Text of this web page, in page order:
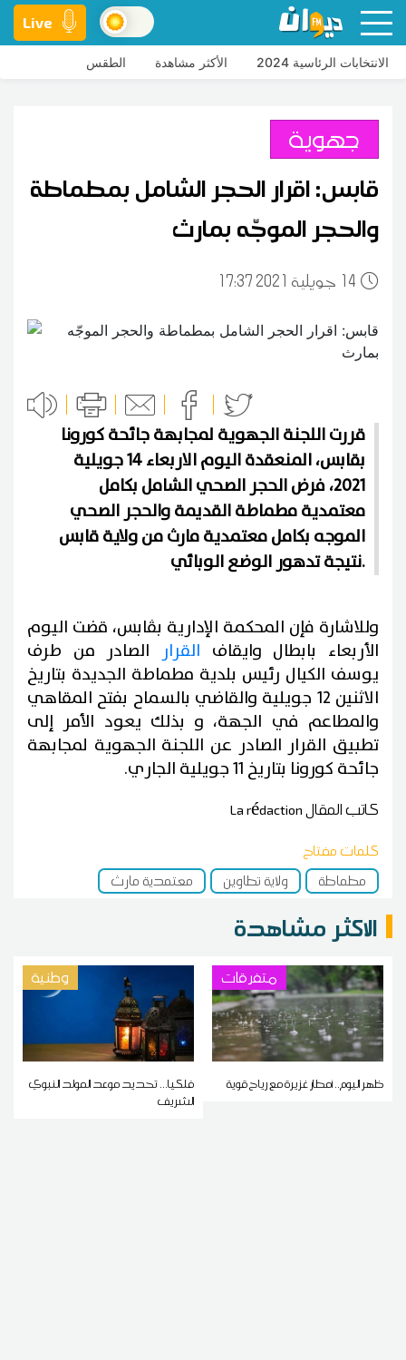
Live
الانتخابات الرئاسية 2024 الأكثر مشاهدة الطقس
جهوية
قابس: اقرار الحجر الشامل بمطماطة
والحجر الموجّه بمارث
14 17:37 2021 جويلية
قررت اللجنة الجهوية لمجابهة جائحة كورونا
بقابس، المنعقدة اليوم الاربعاء 14 جويلية
2021، فرض الحجر الصحي الشامل بكامل
معتمدية مطماطة القديمة والحجر الصحي
الموجه بكامل معتمدية مارث من ولاية قابس
نتيجة تدهور الوضع الوبائي.
وللاشارة فإن المحكمة الإدارية بڨابس، قضت اليوم
الأربعاء بابطال وايقاف القرار الصادر من طرف
يوسف الكيال رئيس بلدية مطماطة الجديدة بتاريخ
الاثنين 12 جويلية والقاضي بالسماح بفتح المقاهي
والمطاعم في الجهة، و بذلك يعود الأمر إلى
تطبيق القرار الصادر عن اللجنة الجهوية لمجابهة
جائحة كورونا بتاريخ 11 جويلية الجاري.
كاتب المقالLa rédaction
كلمات مفتاح
مطماطة
ولاية تطاوين معتمدية مارث
الاكثر مشاهدة
متفرقات
ظهر اليوم.. أمطار غزيرة مع رياح قوية
وطنية
فلكيا... تحديد موعد المولد النبوي
الشريف